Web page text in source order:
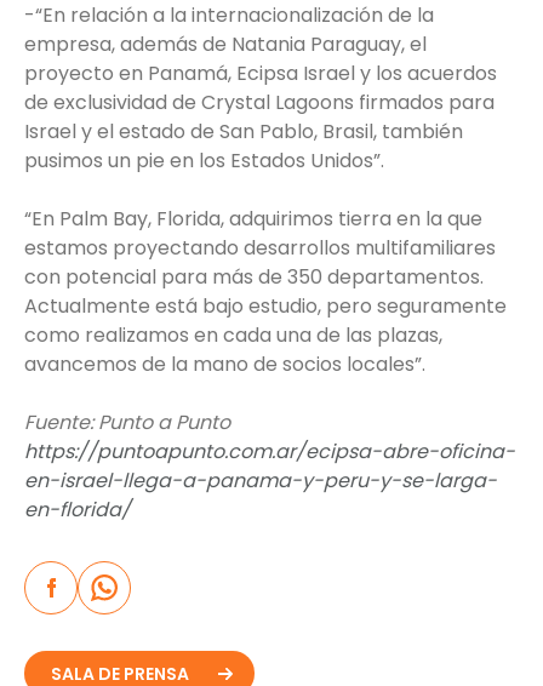
-“En relación a la internacionalización de la
empresa, además de Natania Paraguay, el
proyecto en Panamá, Ecipsa Israel y los acuerdos
de exclusividad de Crystal Lagoons firmados para
Israel y el estado de San Pablo, Brasil, también
pusimos un pie en los Estados Unidos”.
“En Palm Bay, Florida, adquirimos tierra en la que
estamos proyectando desarrollos multifamiliares
con potencial para más de 350 departamentos.
Actualmente está bajo estudio, pero seguramente
como realizamos en cada una de las plazas,
avancemos de la mano de socios locales”.
Fuente: Punto a Punto
https://puntoapunto.com.ar/ecipsa-abre-oficina-
en-israel-llega-a-panama-y-peru-y-se-larga-
en-florida/
SALA DE PRENSA